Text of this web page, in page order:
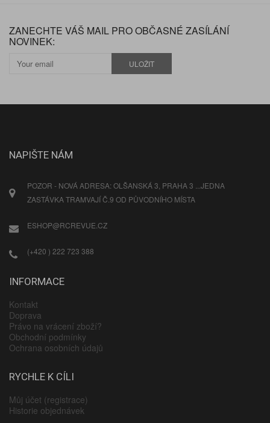
ZANECHTE VÁŠ MAIL PRO OBČASNÉ ZASÍLÁNÍ
NOVINEK:
ULOŽIT
NAPIŠTE NÁM
POZOR - NOVÁ ADRESA: OLŠANSKÁ 3, PRAHA 3 ...JEDNA
ZASTÁVKA TRAMVAJÍ Č.9 OD PŮVODNÍHO MÍSTA
ESHOP@RCREVUE.CZ
(+420 ) 222 723 388
INFORMACE
Kontakt
Doprava
Právo na vrácení zboží?
Obchodní podmínky
Ochrana osobních údajů
RYCHLE K CÍLI
Můj účet (registrace)
Historie objednávek